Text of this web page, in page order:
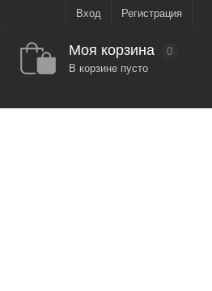
Вход Регистрация
Моя корзина
0
В корзине пусто